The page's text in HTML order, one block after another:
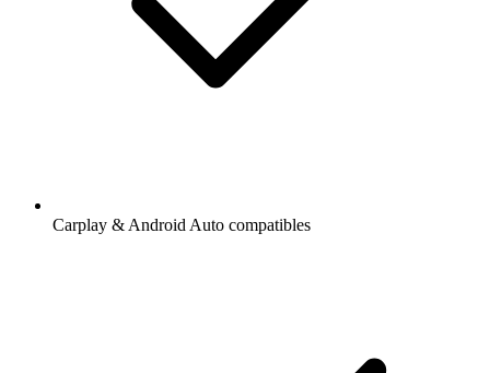
Carplay & Android Auto compatibles